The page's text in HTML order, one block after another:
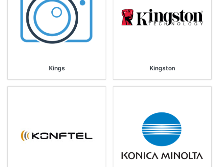
Kings Kingston